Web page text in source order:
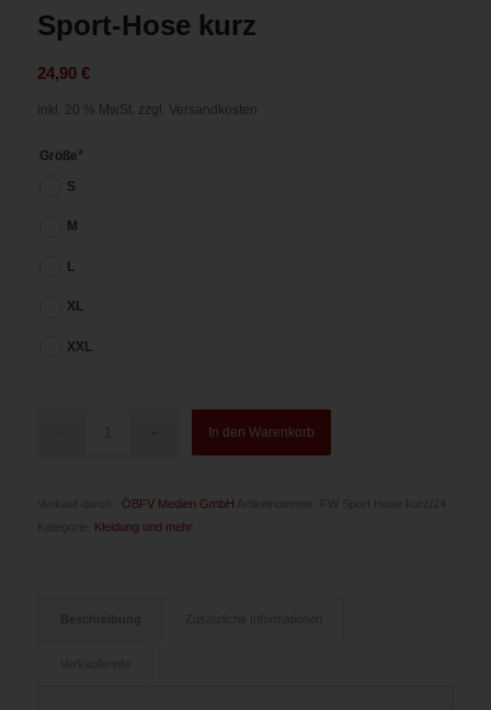
Sport-Hose kurz
24,90 €
inkl. 20 % MwSt. zzgl. Versandkosten
Größe*
S
M
L
XL
XXL
In den Warenkorb
ÖBFV Medien GmbH
Kleidung und mehr